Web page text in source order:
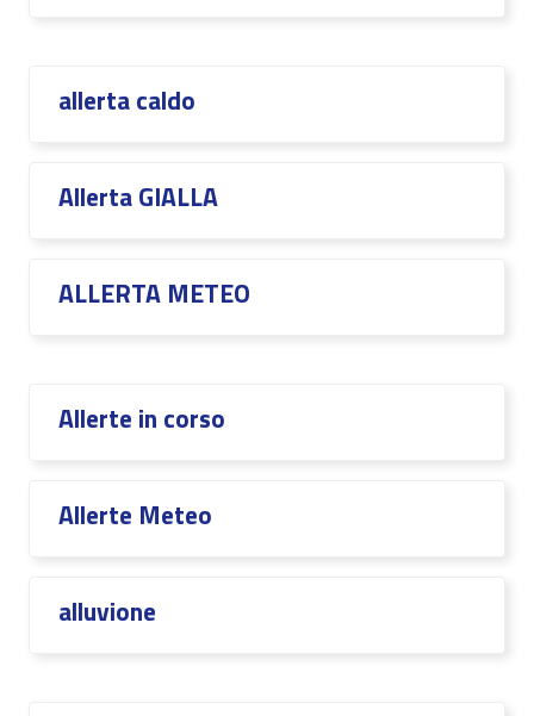
allerta caldo
Allerta GIALLA
ALLERTA METEO
Allerte in corso
Allerte Meteo
alluvione